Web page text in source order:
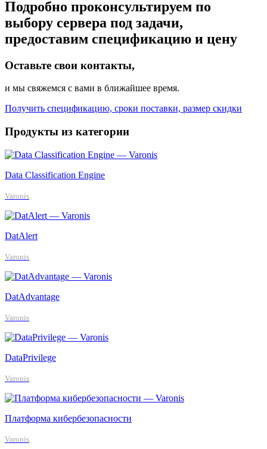
Подробно проконсультируем по
выбору сервера под задачи,
предоставим спецификацию и цену
Оставьте свои контакты,
и мы свяжемся с вами в ближайшее время.
Получить спецификацию, сроки поставки, размер скидки
Продукты из категории
Data Classification Engine
Varonis
DatAlert
Varonis
DatAdvantage
Varonis
DataPrivilege
Varonis
Платформа кибербезопасности
Varonis